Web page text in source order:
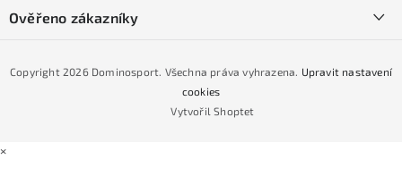
Podmínky GDPR
Podmínky nákupu na splátky ESSOX
Naše prodejna
Ověřeno zákazníky
Vytvořil Shoptet
Copyright 2026 Dominosport. Všechna práva vyhrazena. Upravit nastavení
cookies
×